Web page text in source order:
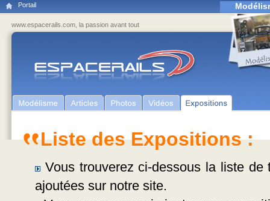
Portail
www.espacerails.com, la passion avant tout
Liste des Expositions :
Vous trouverez ci-dessous la liste
ajoutées sur notre site.